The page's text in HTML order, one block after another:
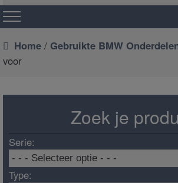
Home / Gebruikte BMW
voor
Zoek je
Serie:
Type: